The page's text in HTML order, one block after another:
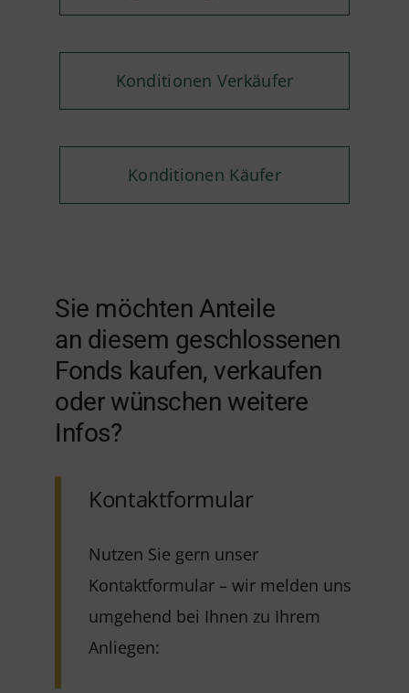
Konditionen Verkäufer
Konditionen Käufer
Sie möchten Anteile
an diesem geschlossenen
Fonds kaufen, verkaufen
oder wünschen weitere
Infos?
Kontaktformular
Nutzen Sie gern unser
Kontaktformular – wir melden uns
umgehend bei Ihnen zu Ihrem
Anliegen: